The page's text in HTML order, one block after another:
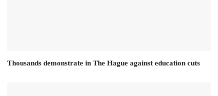
Thousands demonstrate in The Hague against education cuts